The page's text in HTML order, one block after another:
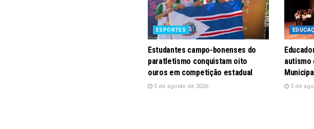
ESPORTES
Estudantes campo-bonenses do
paratletismo conquistam oito
ouros em competição estadual
5 de agosto de 2026
autismo
5 de